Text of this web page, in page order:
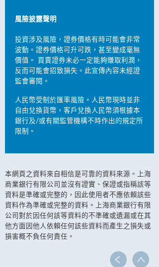
風險披露聲明
投資涉及風險，證券價格有時可能會非常
波動。證券價格可升可跌，甚至變成毫無
價值。 買賣證券未必一定能夠賺取利潤，
反而可能會招致損失。此宣傳內容未經證
監會審閱。
人民幣受制於匯率風險。人民幣現時並非
自由兌換貨幣，客戶兌換人民幣須根據本
銀行及/或有關監管機構不時作出的規定所
限制。
本網頁之資料來自相信是可靠的資料來源。上海
商業銀行有限公司並沒有證實、保證或指稱該等
資料是準確或完整的，因此使用者不應依賴該些
資料作為準確或完整的資料。上海商業銀行有限
公司對於因任何該等資料的不準確或遺漏或在其
他方面因他人依賴任何該些資料而產生之損失或
損害概不負任何責任。